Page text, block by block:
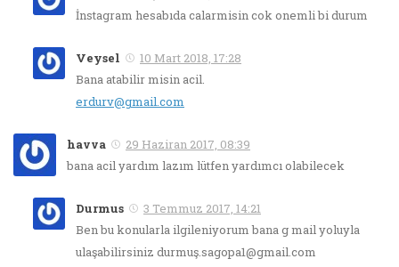
İnstagram hesabıda calarmisin cok onemli bi durum
Veysel
10 Mart 2018, 17:28
Bana atabilir misin acil.
erdurv@gmail.com
havva
29 Haziran 2017, 08:39
bana acil yardım lazım lütfen yardımcı olabilecek
Durmus
3 Temmuz 2017, 14:21
Ben bu konularla ilgileniyorum bana g mail yoluyla
ulaşabilirsiniz durmuş.sagopa1@gmail.com